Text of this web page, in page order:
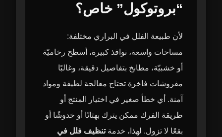
“بروتوكول” خاص؟
لأن طبيعة الفلل في البراري مختلفة:
مساحات واسعة، نوافذ كبيرة، أسطح رخاميّة
أو خشبيّة، مطابخ بتفاصيل دقيقة، وغالبًا
مفروشات فاخرة تحتاج معالجة لطيفة ومواد
آمنة. أي خطأ صغير في اختيار المنتج أو
طريقة الفرك ممكن يترك بهتانًا أو خدوشًا أو
بقعًا لا تزول. لهذا، خدمةتنظيف فلل في